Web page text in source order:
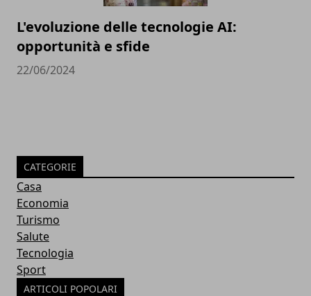
L'evoluzione delle tecnologie AI:
opportunità e sfide
22/06/2024
CATEGORIE
Casa
Economia
Turismo
Salute
Tecnologia
Sport
ARTICOLI POPOLARI